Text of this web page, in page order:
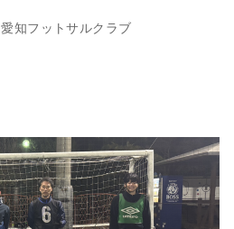
愛知フットサルクラブ